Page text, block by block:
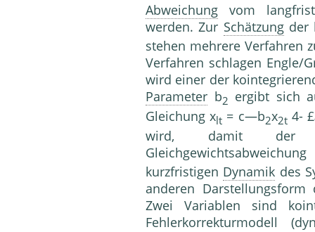
Abweichung vom
werden. Zur Schätzungder
stehen mehrere Verfahren
Verfahren schlagen Engle/
wird einer der
Parameter b2 ergibt sich
Gleichung xlt = c—b2x2t4- £
wird, damit
Gleichgewichtsabweichung
kurzfristigen Dynamik des
anderen
Zwei Variablen sind
Fehlerkorrekturmodell